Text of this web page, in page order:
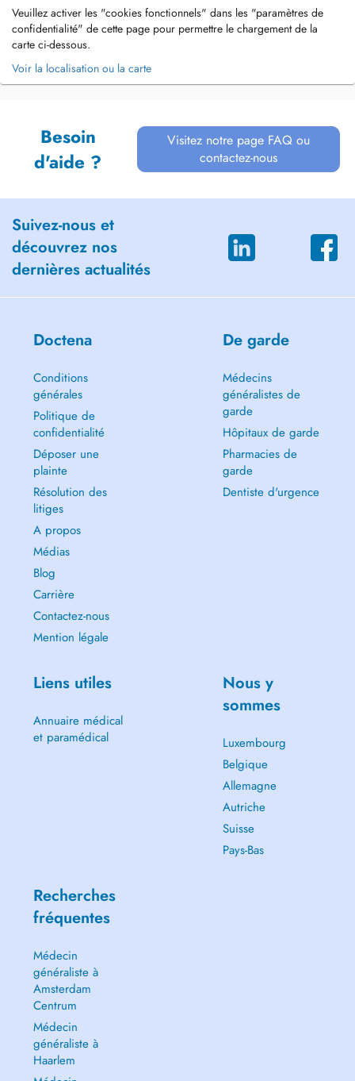
Veuillez activer les "cookies fonctionnels" dans les "paramètres de
confidentialité" de cette page pour permettre le chargement de la
carte ci-dessous.
Voir la localisation ou la carte
Besoin
d'aide ?
Visitez notre page FAQ ou
contactez-nous
Suivez-nous et
découvrez nos
dernières actualités
Doctena
Conditions
générales
Politique de
confidentialité
Déposer une
plainte
Résolution des
litiges
A propos
Médias
Blog
Carrière
Contactez-nous
Mention légale
De garde
Médecins
généralistes de
garde
Hôpitaux de garde
Pharmacies de
garde
Dentiste d'urgence
Liens utiles
Annuaire médical
et paramédical
Nous y
sommes
Luxembourg
Belgique
Allemagne
Autriche
Suisse
Pays-Bas
Recherches
fréquentes
Médecin
généraliste à
Amsterdam
Centrum
Médecin
généraliste à
Haarlem